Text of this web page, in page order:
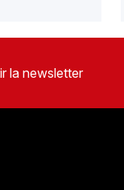
la newsletter